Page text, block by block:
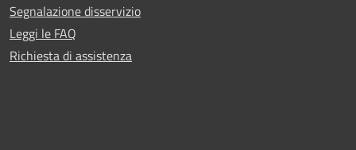
Segnalazione disservizio
Leggi le FAQ
Richiesta di assistenza